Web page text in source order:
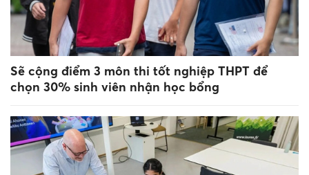
Sẽ cộng điểm 3 môn thi tốt nghiệp THPT để
chọn 30% sinh viên nhận học bổng